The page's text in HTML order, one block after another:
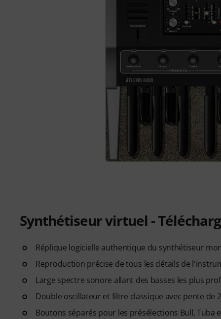
Synthétiseur virtuel -
Réplique logicielle authentique du synthétiseur
Reproduction précise de tous les détails de
Large spectre sonore allant des basses les plus
Double oscillateur et filtre classique avec pente de
Boutons séparés pour les présélections Bull,